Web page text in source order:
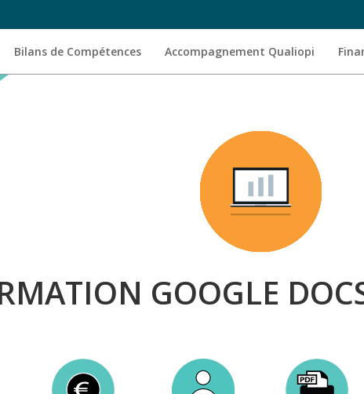
Bilans de Compétences Accompagnement Qualiopi
GOOGLE